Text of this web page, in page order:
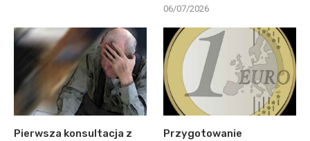
06/07/2026
Pierwsza konsultacja z
Przygotowanie